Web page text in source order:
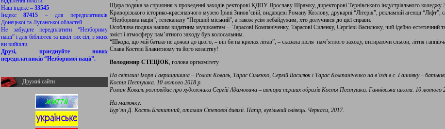
Наш індекс – 33545
Індекс87415 – для передплатників
Донецької та Луганської областей.
Не забудьте передплатити “Незбориму
нації” і для бібліотек та шкіл тих сіл, з яких
ви вийшли.
Друзі, приєднуйте нових
передплатників “Незборимої нації”.
Дружні сайти
Щира подяка за сприяння в проведенні заходів ректорові КДПУ Ярославу Шрамку, директорові Тернівського індустріального коледжу
Криворізького історико-краєзнавчого музею Ірині Зинов’євій, видавцеві Роману Козлову, друкарні “Літерія”, рекламній агенції “Ліфт”,
“Незборима нація”, телеканалу “Перший міський”, а також усім небайдужим, хто долучився до цієї справи.
Особлива подяка нашим видатним музикантам – Тарасові Компаніченку, Тарасові Силенку, Сергієві Василюку, чий ідейно-естетичний
зміст і атмосферу пам’ятного заходу був колосальним.
“Шкода, що мій батько не дожив до цього, – він би на крилах літав”, – сказала після пам’ятного заходу, витираючи сльози, літня
Слава Костеві Блакитному та його козацтву!
Володимир СТЕЦЮК, голова оргкомітету
На світлині Ігоря Гаврищишина – Роман Коваль, Тарас Силенко, Сергій Василюк і Тарас Компаніченко на в’їзді в с. Ганнівку –
Костя Пестушка. 10 лютого 2018 р.
Роман Коваль розповідає про художника Сергій Адамовича – автора перших образів Костя Пестушка. Ганнівська школа. 10 лютого
На малюнку:
Бур’ян Д. Кость Блакитний, отаман Степової дивізії. Папір, вугільний олівець. Черкаси, 2017.